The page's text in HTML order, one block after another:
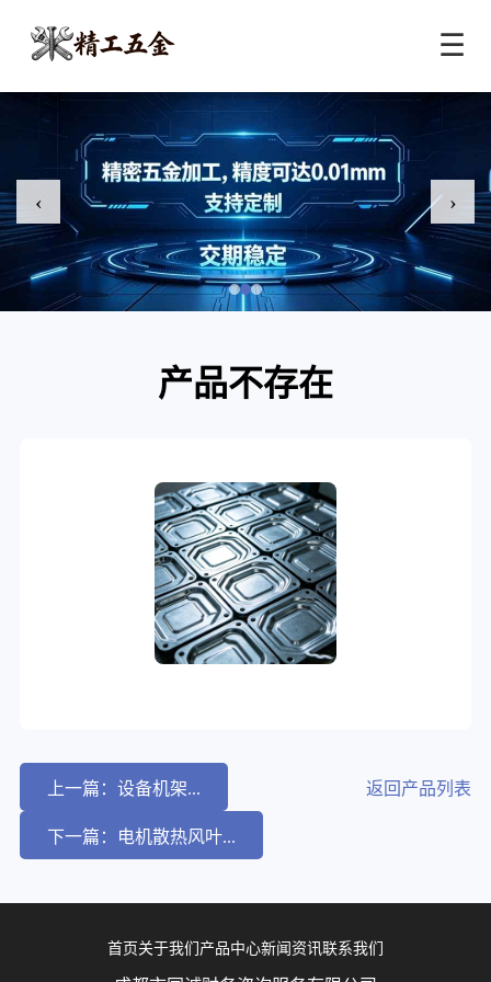
☰
‹ ›
产品不存在
上一篇：设备机架... 返回产品列表
下一篇：电机散热风叶...
首页 关于我们 产品中心新闻资讯联系我们